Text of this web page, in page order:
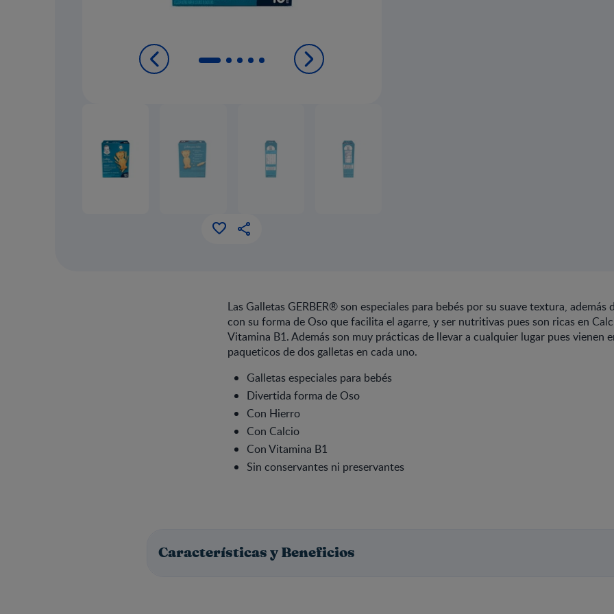
Las Galletas GERBER® son especiales para bebés por su suave textura, además
con su forma de Oso que facilita el agarre, y ser nutritivas pues son ricas en
Vitamina B1. Además son muy prácticas de llevar a cualquier lugar pues vienen
paqueticos de dos galletas en cada uno.
Galletas especiales para bebés
Divertida forma de Oso
Con Hierro
Con Calcio
Con Vitamina B1
Sin conservantes ni preservantes
Características y Beneficios